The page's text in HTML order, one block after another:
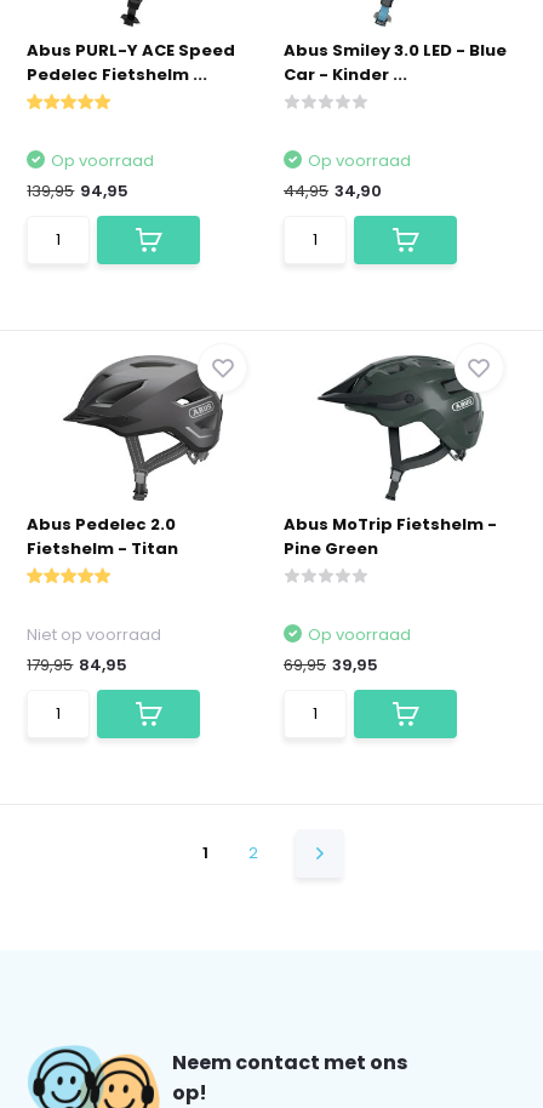
Abus PURL-Y ACE Speed
Pedelec Fietshelm ...
Op voorraad
139,95 94,95
Abus Smiley 3.0 LED - Blue
Car - Kinder ...
Op voorraad
44,95 34,90
Abus Pedelec 2.0
Fietshelm - Titan
Niet op voorraad
179,95 84,95
Abus MoTrip Fietshelm -
Pine Green
Op voorraad
69,95 39,95
1 2
Neem contact met ons
op!